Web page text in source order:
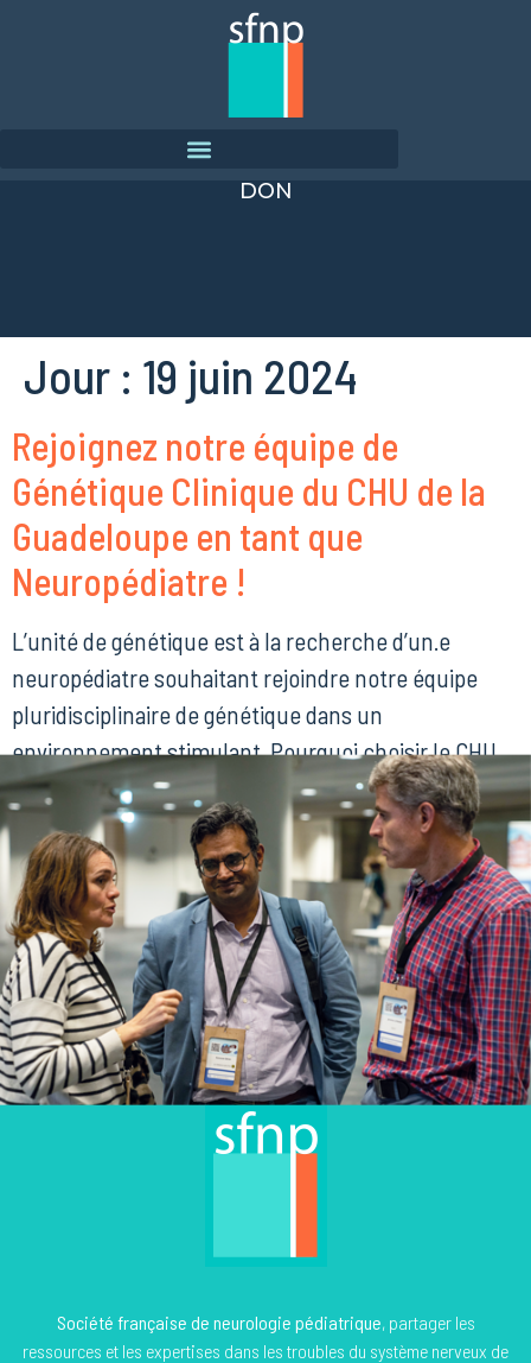
DON
Jour : 19 juin 2024
Rejoignez notre équipe de
Génétique Clinique du CHU de la
Guadeloupe en tant que
Neuropédiatre !
L’unité de génétique est à la recherche d’un.e
neuropédiatre souhaitant rejoindre notre équipe
pluridisciplinaire de génétique dans un
environnement stimulant. Pourquoi choisir le CHU
de la Guadeloupe ? Une équipe de génétique dédiée
et spécialisée : • Deux médecins généticiens, deux
conseillères en génétique, une chargée de parcours
génomique, une IDE, une psychologue • Activité […]
Société française de neurologie pédiatrique, partager les
ressources et les expertises dans les troubles du système nerveux de